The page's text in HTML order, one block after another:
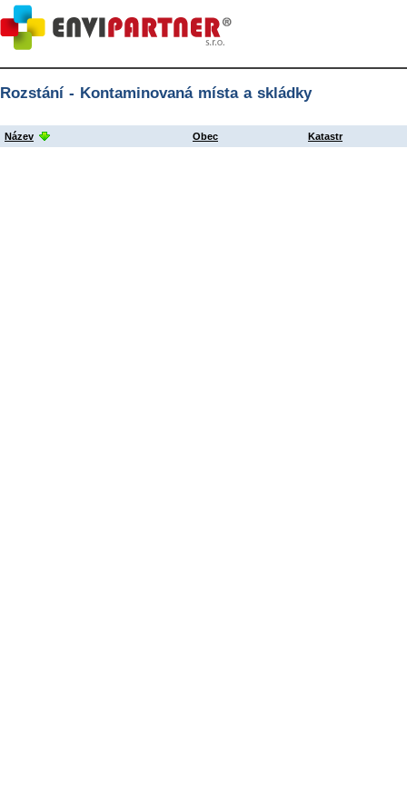
Rozstání - Kontaminovaná místa a skládky
Název Obec Katastr